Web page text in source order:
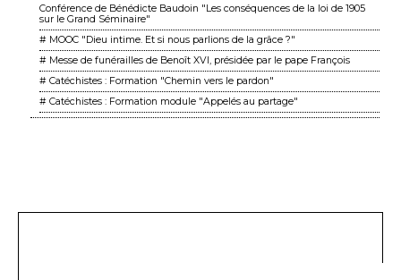
Conférence de Bénédicte Baudoin "Les conséquences de la loi de 1905
sur le Grand Séminaire"
# MOOC "Dieu intime. Et si nous parlions de la grâce ?"
# Messe de funérailles de Benoît XVI, présidée par le pape François
# Catéchistes : Formation "Chemin vers le pardon"
# Catéchistes : Formation module "Appelés au partage"